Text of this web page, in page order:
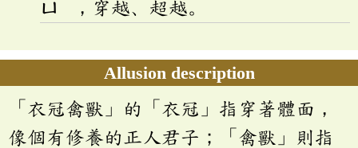
ㄩ
，穿越、超越。
Allusion description
「衣冠禽獸」的「衣冠」指穿著體面，
像個有修養的正人君子；「禽獸」則指